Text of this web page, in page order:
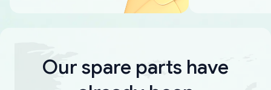
Our spare parts have